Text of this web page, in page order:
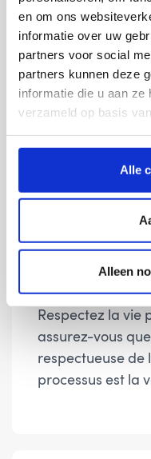
en om ons
informatie over uw
partners voor social
partners kunnen deze
informatie die u aan
verzameld op basis
Alle
Alleen
Veillez à
vie privée
ou un service.
Respectez la vie
assurez-vous
respectueuse de
processus est la